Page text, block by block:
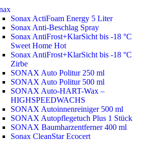
Sonax ActiFoam Energy 5 Liter
Sonax Anti-Beschlag Spray
Sonax AntiFrost+KlarSicht bis -18 °C
Sweet Home Hot
Sonax AntiFrost+KlarSicht bis -18 °C
Zirbe
SONAX Auto Politur 250 ml
SONAX Auto Politur 500 ml
SONAX Auto-HART-Wax –
HIGHSPEEDWACHS
SONAX Autoinnenreiniger 500 ml
SONAX Autopflegetuch Plus 1 Stück
SONAX Baumharzentferner 400 ml
Sonax CleanStar Ecocert